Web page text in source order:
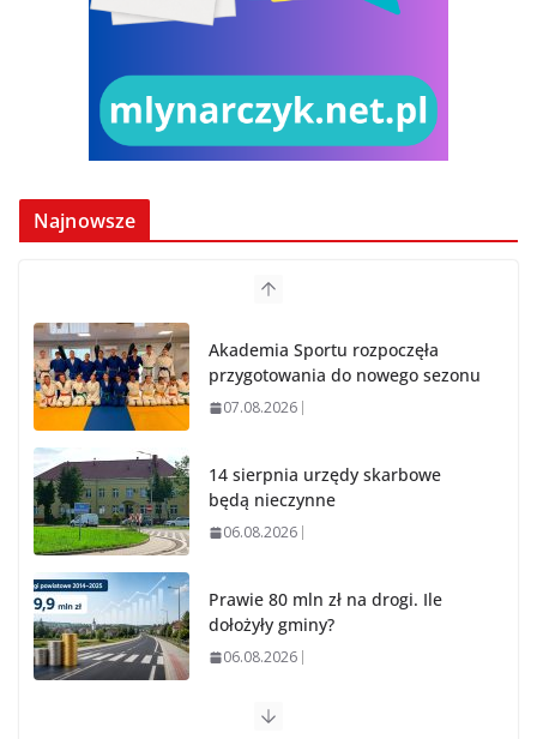
Najnowsze
Akademia Sportu rozpoczęła
przygotowania do nowego sezonu
07.08.2026
14 sierpnia urzędy skarbowe
będą nieczynne
06.08.2026
Prawie 80 mln zł na drogi. Ile
dołożyły gminy?
06.08.2026
Szkoła we Władysławowie